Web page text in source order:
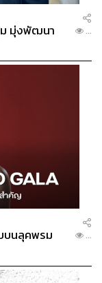
ม มุ่งพัฒนา
...
บนลุคพรม
...